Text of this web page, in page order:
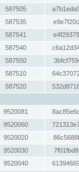
587505
587535
587541
587540
587550
587510
587520
9520081
9520060
9520020
9520030
9520040